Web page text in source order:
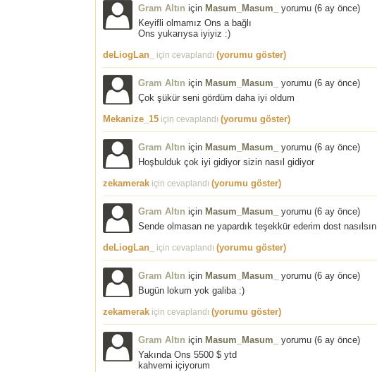
Gram Altın için Masum_Masum_ yorumu (6 ay önce)
Keyifli olmamız Ons a bağlı
Ons yukarıysa iyiyiz :)
deLiogLan_
için cevaplandı (yorumu göster)
Gram Altın için Masum_Masum_ yorumu (6 ay önce)
Çok şükür seni gördüm daha iyi oldum
Mekanize_15 için cevaplandı (yorumu göster)
Gram Altın için Masum_Masum_ yorumu (6 ay önce)
Hoşbulduk çok iyi gidiyor sizin nasıl gidiyor
zekamerak için cevaplandı (yorumu göster)
Gram Altın için Masum_Masum_ yorumu (6 ay önce)
Sende olmasan ne yapardık teşekkür ederim dost nasılsın
deLiogLan_
için cevaplandı (yorumu göster)
Gram Altın için Masum_Masum_ yorumu (6 ay önce)
Bugün lokum yok galiba :)
zekamerak için cevaplandı (yorumu göster)
Gram Altın için Masum_Masum_ yorumu (6 ay önce)
Yakında Ons 5500 $ ytd
kahvemi içiyorum